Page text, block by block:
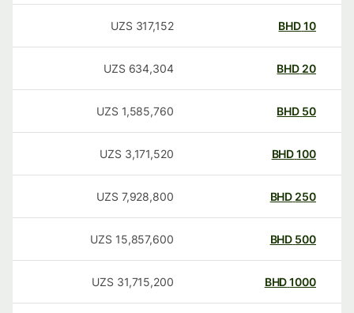
BHD
317,152
UZS
20
BHD
634,304
UZS
50
BHD
1,585,760
UZS
100
BHD
3,171,520
UZS
250
BHD
7,928,800
UZS
500
BHD
15,857,600
UZS
1000
BHD
31,715,200
UZS